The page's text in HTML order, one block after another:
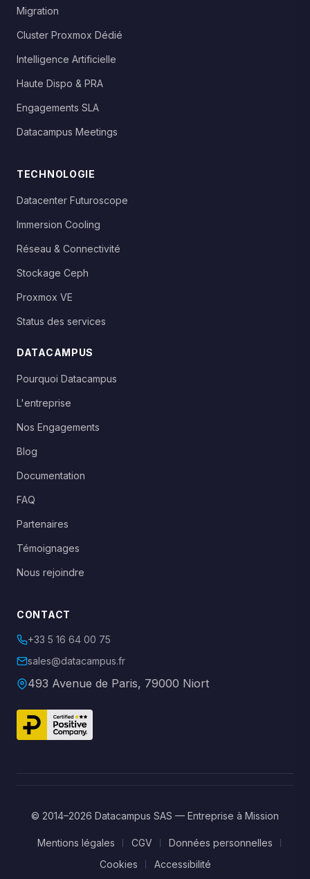
Migration
Cluster Proxmox Dédié
Intelligence Artificielle
Haute Dispo & PRA
Engagements SLA
Datacampus Meetings
TECHNOLOGIE
Datacenter Futuroscope
Immersion Cooling
Réseau & Connectivité
Stockage Ceph
Proxmox VE
Status des services
DATACAMPUS
Pourquoi Datacampus
L'entreprise
Nos Engagements
Blog
Documentation
FAQ
Partenaires
Témoignages
Nous rejoindre
CONTACT
+33 5 16 64 00 75
sales@datacampus.fr
493 Avenue de Paris, 79000 Niort
© 2014–2026 Datacampus SAS — Entreprise à Mission
Mentions légales CGV
Données personnelles
Cookies
Accessibilité